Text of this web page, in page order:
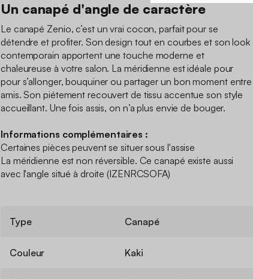
Un canapé d'angle de caractère
Le canapé Zenio, c’est un vrai cocon, parfait pour se
détendre et profiter. Son design tout en courbes et son look
contemporain apportent une touche moderne et
chaleureuse à votre salon. La méridienne est idéale pour
pour s’allonger, bouquiner ou partager un bon moment entre
amis. Son piétement recouvert de tissu accentue son style
accueillant. Une fois assis, on n’a plus envie de bouger.
Informations complémentaires :
Certaines pièces peuvent se situer sous l'assise
La méridienne est non réversible. Ce canapé existe aussi
avec l'angle situé à droite (IZENRCSOFA)
Type Canapé
Couleur Kaki